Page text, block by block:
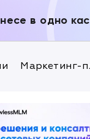
в одно
Маркетинг-